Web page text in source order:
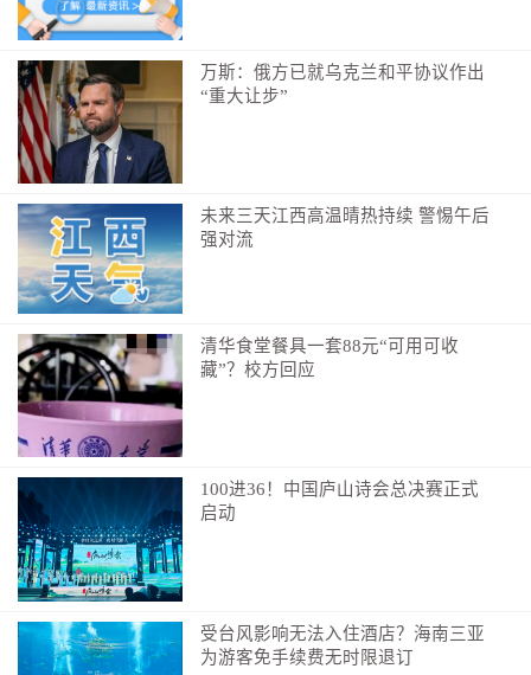
隔着铁丝网一起欢呼
“汉超”联赛中
万斯：俄方已就乌克兰和平协议作出
“重大让步”
未来三天江西高温晴热持续 警惕午后
强对流
清华食堂餐具一套88元“可用可收
藏”？校方回应
100进36！中国庐山诗会总决赛正式
启动
受台风影响无法入住酒店？海南三亚
为游客免手续费无时限退订